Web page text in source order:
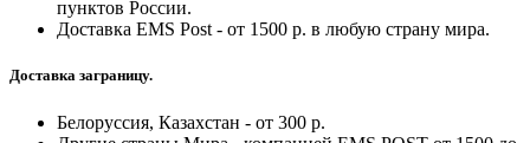
пунктов России.
Доставка EMS Post - от 1500 р. в любую страну мира.
Доставка заграницу.
Белоруссия, Казахстан - от 300 р.